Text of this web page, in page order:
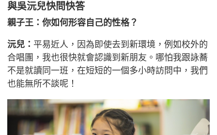
與吳沅兒快問快答
親子王：你如何形容自己的性格？
沅兒： 平易近人，因為即使去到新環境，例如校外的
合唱團，我也很快就會認識到新朋友。哪怕我跟詠蕎
不是就讀同一班，在短短的一個多小時訪問中，我們
也能無所不談呢！